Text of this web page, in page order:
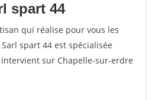
spart 44
qui réalise pour vous les
spart 44 est spécialisée
sur Chapelle-sur-erdre